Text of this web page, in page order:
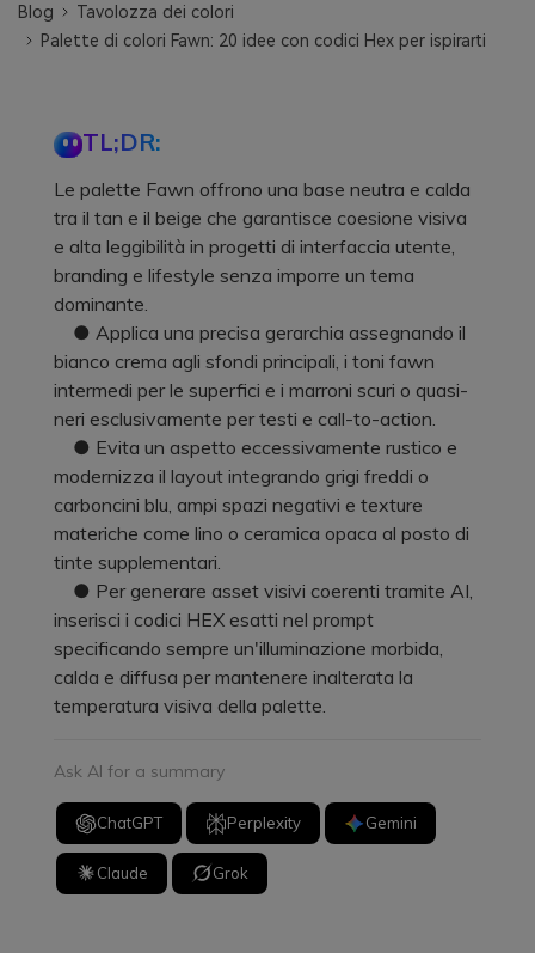
Blog
Tavolozza dei colori
Palette di colori Fawn: 20 idee con codici Hex per ispirarti
TL;DR:
Le palette Fawn offrono una base neutra e calda
tra il tan e il beige che garantisce coesione visiva
e alta leggibilità in progetti di interfaccia utente,
branding e lifestyle senza imporre un tema
dominante.
● Applica una precisa gerarchia assegnando il
bianco crema agli sfondi principali, i toni fawn
intermedi per le superfici e i marroni scuri o quasi-
neri esclusivamente per testi e call-to-action.
● Evita un aspetto eccessivamente rustico e
modernizza il layout integrando grigi freddi o
carboncini blu, ampi spazi negativi e texture
materiche come lino o ceramica opaca al posto di
tinte supplementari.
● Per generare asset visivi coerenti tramite AI,
inserisci i codici HEX esatti nel prompt
specificando sempre un'illuminazione morbida,
calda e diffusa per mantenere inalterata la
temperatura visiva della palette.
Ask AI for a summary
ChatGPT Perplexity Gemini
Claude Grok